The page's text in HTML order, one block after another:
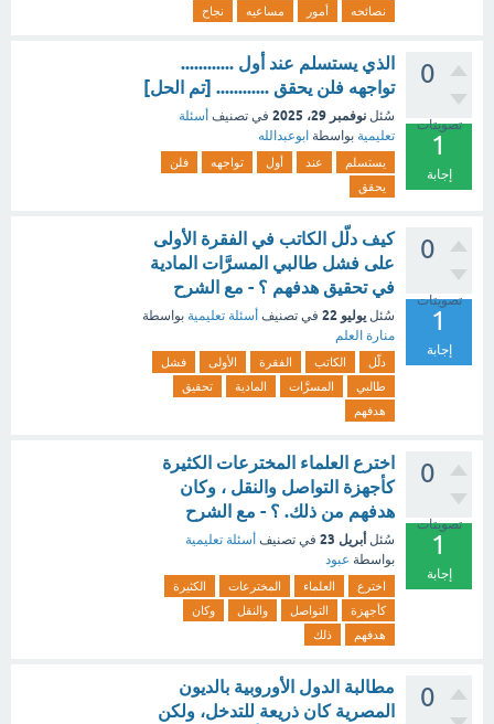
نصائحه
أمور مساعيه نجاح
0
تصويتات
1
إجابة
الذي يستسلم عند أول ............
تواجهه فلن يحقق ............ [تم الحل]
سُئل نوفمبر 29، 2025 في تصنيف أسئلة
تعليمية بواسطة ابوعبدالله
يستسلم عند أول تواجهه
فلن
يحقق
0
تصويتات
1
إجابة
كيف دلّل الكاتب في الفقرة الأولى
على فشل طالبي المسرَّات المادية
في تحقيق هدفهم ؟ - مع الشرح
سُئل يوليو 22 في تصنيف أسئلة تعليمية بواسطة
منارة العلم
دلّل الكاتب الفقرة الأولى
فشل
طالبي
المسرَّات المادية
تحقيق
هدفهم
0
تصويتات
1
إجابة
اخترع العلماء المخترعات الكثيرة
كأجهزة التواصل والنقل ، وكان
هدفهم من ذلك. ؟ - مع الشرح
سُئل أبريل 23 في تصنيف أسئلة تعليمية
بواسطة عبود
اخترع العلماء المخترعات
الكثيرة
كأجهزة
التواصل والنقل
وكان
هدفهم
ذلك
0
مطالبة الدول الأوروبية بالديون
المصرية كان ذريعة للتدخل، ولكن